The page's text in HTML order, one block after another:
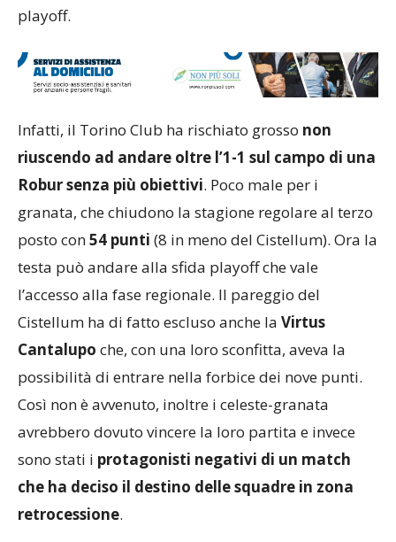
playoff.
Infatti, il Torino Club ha rischiato grosso
riuscendo ad andare oltre l’1-1 sul campo di una
Robur senza più obiettivi
. Poco male per i
granata, che chiudono la stagione regolare al terzo
posto con
54 punti
testa può andare alla sfida playoff che vale
l’accesso alla fase regionale. Il pareggio del
Cistellum ha di fatto escluso anche la
Cantalupo
possibilità di entrare nella forbice dei nove punti.
Così non è avvenuto, inoltre i celeste-granata
avrebbero dovuto vincere la loro partita e invece
sono stati i
protagonisti negativi di un match
che ha deciso il destino delle squadre in zona